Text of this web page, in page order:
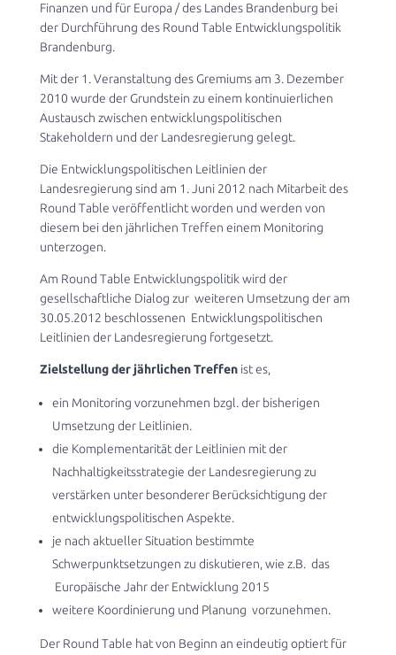
Finanzen und für Europa / des Landes Brandenburg bei
der Durchführung des Round Table Entwicklungspolitik
Brandenburg.
Mit der 1. Veranstaltung des Gremiums am 3. Dezember
2010 wurde der Grundstein zu einem kontinuierlichen
Austausch zwischen entwicklungspolitischen
Stakeholdern und der Landesregierung gelegt.
Die Entwicklungspolitischen Leitlinien der
Landesregierung sind am 1. Juni 2012 nach Mitarbeit des
Round Table veröffentlicht worden und werden von
diesem bei den jährlichen Treffen einem Monitoring
unterzogen.
Am Round Table Entwicklungspolitik wird der
gesellschaftliche Dialog zur weiteren Umsetzung der am
30.05.2012 beschlossenen Entwicklungspolitischen
Leitlinien der Landesregierung fortgesetzt.
Zielstellung der jährlichen Treffenist es,
ein Monitoring vorzunehmen bzgl. der bisherigen
Umsetzung der Leitlinien.
die Komplementarität der Leitlinien mit der
Nachhaltigkeitsstrategie der Landesregierung zu
verstärken unter besonderer Berücksichtigung der
entwicklungspolitischen Aspekte.
je nach aktueller Situation bestimmte
Schwerpunktsetzungen zu diskutieren, wie z.B. das
Europäische Jahr der Entwicklung 2015
weitere Koordinierung und Planung vorzunehmen.
Der Round Table hat von Beginn an eindeutig optiert für